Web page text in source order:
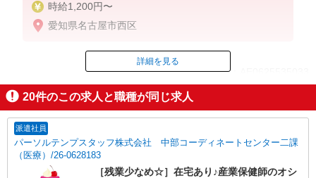
時給1,200円〜
愛知県名古屋市西区
ID：AE0625535033
掲載期間終了
詳細を見る
20件のこの求人と職種が同じ求人
派遣社員
パーソルテンプスタッフ株式会社 中部コーディネートセンター二課
（医療）/26-0628183
［残業少なめ☆］在宅あり♪産業保健師のオシ